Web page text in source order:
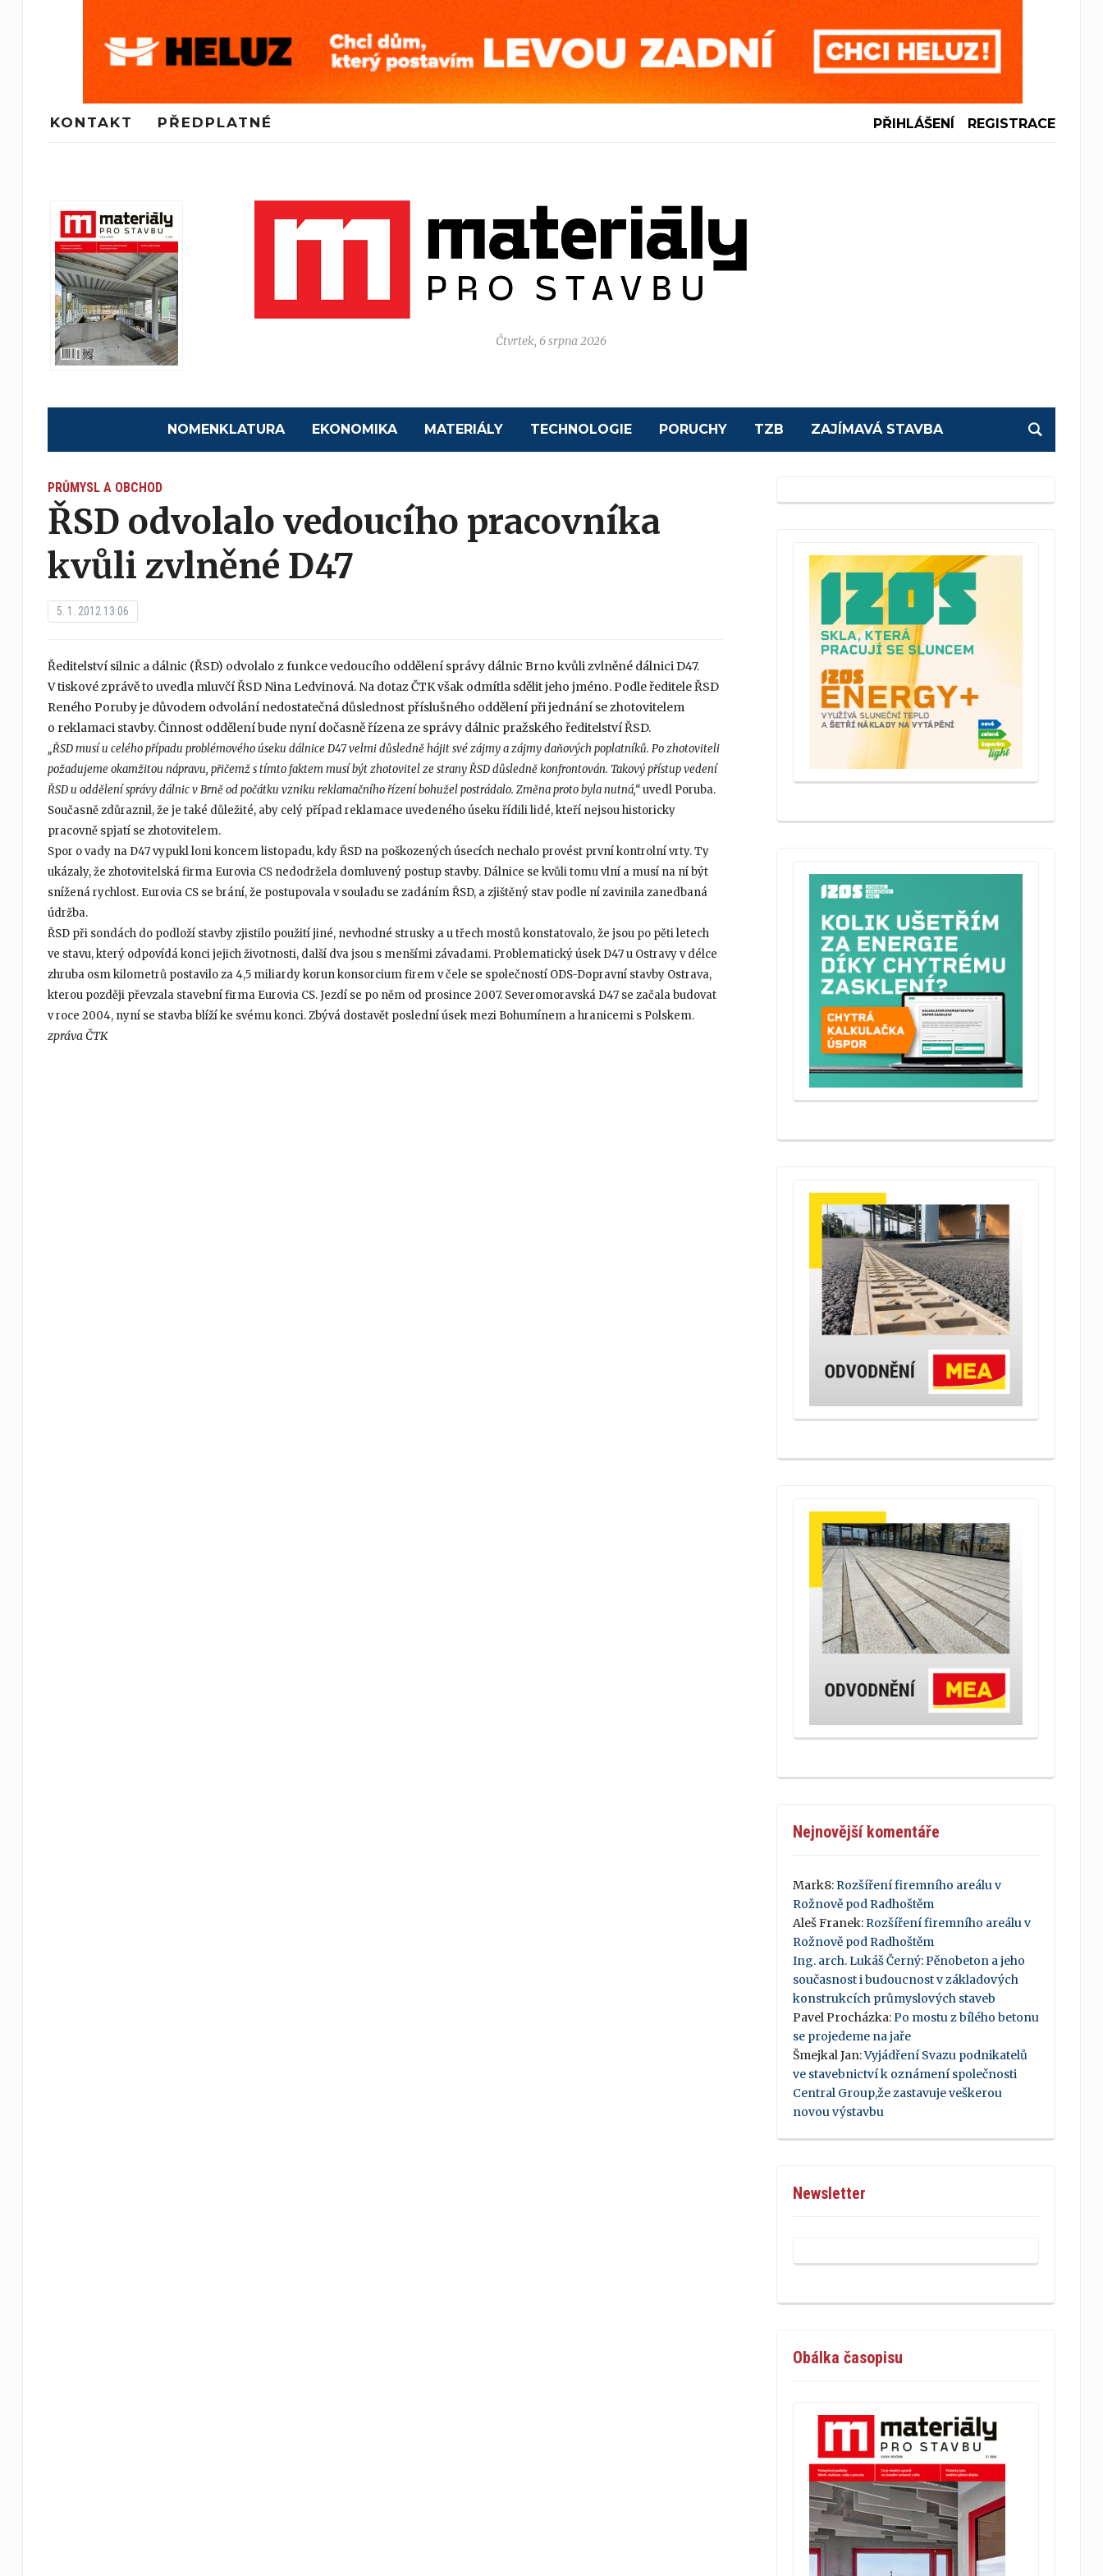
KONTAKT PŘEDPLATNÉ PŘIHLÁŠENÍ REGISTRACE
Čtvrtek, 6 srpna 2026
NOMENKLATURA EKONOMIKA MATERIÁLY TECHNOLOGIE PORUCHY TZB ZAJÍMAVÁ STAVBA
PRŮMYSL A OBCHOD
ŘSD odvolalo vedoucího pracovníka
kvůli zvlněné D47
5. 1. 2012 13:06
Ředitelství silnic a dálnic (ŘSD) odvolalo z funkce vedoucího oddělení správy dálnic Brno kvůli zvlněné dálnici D47.
V tiskové zprávě to uvedla mluvčí ŘSD Nina Ledvinová. Na dotaz ČTK však odmítla sdělit jeho jméno. Podle ředitele ŘSD
Reného Poruby je důvodem odvolání nedostatečná důslednost příslušného oddělení při jednání se zhotovitelem
o reklamaci stavby. Činnost oddělení bude nyní dočasně řízena ze správy dálnic pražského ředitelství ŘSD.
„ŘSD musí u celého případu problémového úseku dálnice D47 velmi důsledně hájit své zájmy a zájmy daňových poplatníků. Po zhotoviteli
požadujeme okamžitou nápravu, přičemž s tímto faktem musí být zhotovitel ze strany ŘSD důsledně konfrontován. Takový přístup vedení
ŘSD u oddělení správy dálnic v Brně od počátku vzniku reklamačního řízení bohužel postrádalo. Změna proto byla nutná,“uvedl Poruba.
Současně zdůraznil, že je také důležité, aby celý případ reklamace uvedeného úseku řídili lidé, kteří nejsou historicky
pracovně spjatí se zhotovitelem.
Spor o vady na D47 vypukl loni koncem listopadu, kdy ŘSD na poškozených úsecích nechalo provést první kontrolní vrty. Ty
ukázaly, že zhotovitelská firma Eurovia CS nedodržela domluvený postup stavby. Dálnice se kvůli tomu vlní a musí na ní být
snížená rychlost. Eurovia CS se brání, že postupovala v souladu se zadáním ŘSD, a zjištěný stav podle ní zavinila zanedbaná
údržba.
ŘSD při sondách do podloží stavby zjistilo použití jiné, nevhodné strusky a u třech mostů konstatovalo, že jsou po pěti letech
ve stavu, který odpovídá konci jejich životnosti, další dva jsou s menšími závadami. Problematický úsek D47 u Ostravy v délce
zhruba osm kilometrů postavilo za 4,5 miliardy korun konsorcium firem v čele se společností ODS-Dopravní stavby Ostrava,
kterou později převzala stavební firma Eurovia CS. Jezdí se po něm od prosince 2007. Severomoravská D47 se začala budovat
v roce 2004, nyní se stavba blíží ke svému konci. Zbývá dostavět poslední úsek mezi Bohumínem a hranicemi s Polskem.
zpráva ČTK
Nejnovější komentáře
Mark8:Rozšíření firemního areálu v
Rožnově pod Radhoštěm
Aleš Franek:Rozšíření firemního areálu v
Rožnově pod Radhoštěm
Ing. arch. Lukáš Černý:Pěnobeton a jeho
současnost i budoucnost v základových
konstrukcích průmyslových staveb
Pavel Procházka:Po mostu z bílého betonu
se projedeme na jaře
Šmejkal Jan:Vyjádření Svazu podnikatelů
ve stavebnictví k oznámení společnosti
Central Group,že zastavuje veškerou
novou výstavbu
Newsletter
Obálka časopisu